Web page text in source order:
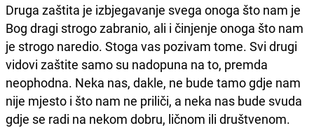
Druga zaštita je izbjegavanje svega onoga što nam je
Bog dragi strogo zabranio, ali i činjenje onoga što nam
je strogo naredio. Stoga vas pozivam tome. Svi drugi
vidovi zaštite samo su nadopuna na to, premda
neophodna. Neka nas, dakle, ne bude tamo gdje nam
nije mjesto i što nam ne priliči, a neka nas bude svuda
gdje se radi na nekom dobru, ličnom ili društvenom.